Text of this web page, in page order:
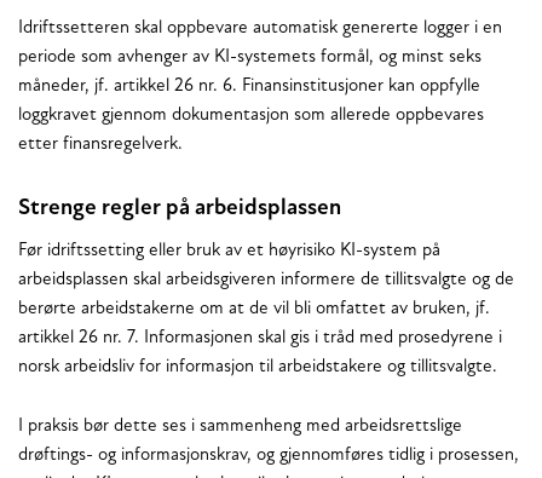
Idriftssetteren skal oppbevare automatisk genererte logger i en
periode som avhenger av KI-systemets formål, og minst seks
måneder, jf. artikkel 26 nr. 6. Finansinstitusjoner kan oppfylle
loggkravet gjennom dokumentasjon som allerede oppbevares
etter finansregelverk.
Strenge regler på arbeidsplassen
Før idriftssetting eller bruk av et høyrisiko KI-system på
arbeidsplassen skal arbeidsgiveren informere de tillitsvalgte og de
berørte arbeidstakerne om at de vil bli omfattet av bruken, jf.
artikkel 26 nr. 7. Informasjonen skal gis i tråd med prosedyrene i
norsk arbeidsliv for informasjon til arbeidstakere og tillitsvalgte.
I praksis bør dette ses i sammenheng med arbeidsrettslige
drøftings- og informasjonskrav, og gjennomføres tidlig i prosessen,